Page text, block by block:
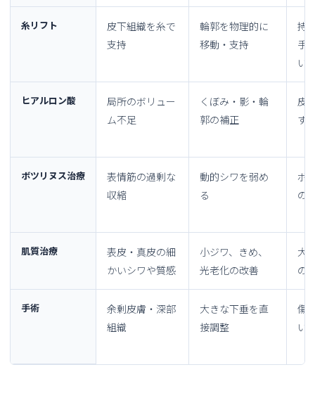
糸リフト
皮下組織を糸で
支持
輪郭を物理的に
移動・支持
持
手
い
ヒアルロン酸
局所のボリュー
ム不足
くぼみ・影・輪
郭の補正
皮
す
ボツリヌス治療
表情筋の過剰な
収縮
動的シワを弱め
る
ボ
の
肌質治療
表皮・真皮の細
かいシワや質感
小ジワ、きめ、
光老化の改善
大
の
手術
余剰皮膚・深部
組織
大きな下垂を直
接調整
傷
い